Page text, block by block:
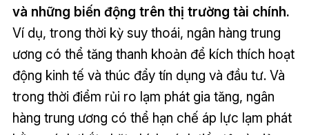
và những biến động trên thị trường tài chính.
Ví dụ, trong thời kỳ suy thoái, ngân hàng trung
ương có thể tăng thanh khoản để kích thích hoạt
động kinh tế và thúc đẩy tín dụng và đầu tư. Và
trong thời điểm rủi ro lạm phát gia tăng, ngân
hàng trung ương có thể hạn chế áp lực lạm phát